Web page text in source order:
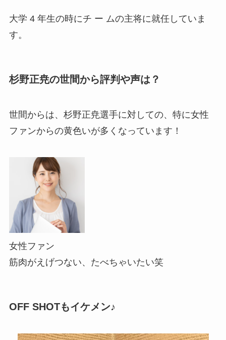
大学 4 年生の時にチ ー ムの主将に就任していま
す。
杉野正尭の世間から評判や声は？
世間からは、杉野正尭選手に対しての、特に女性
ファンからの黄色いが多くなっています！
女性ファン
筋肉がえげつない、たべちゃいたい笑
OFF SHOTもイケメン♪